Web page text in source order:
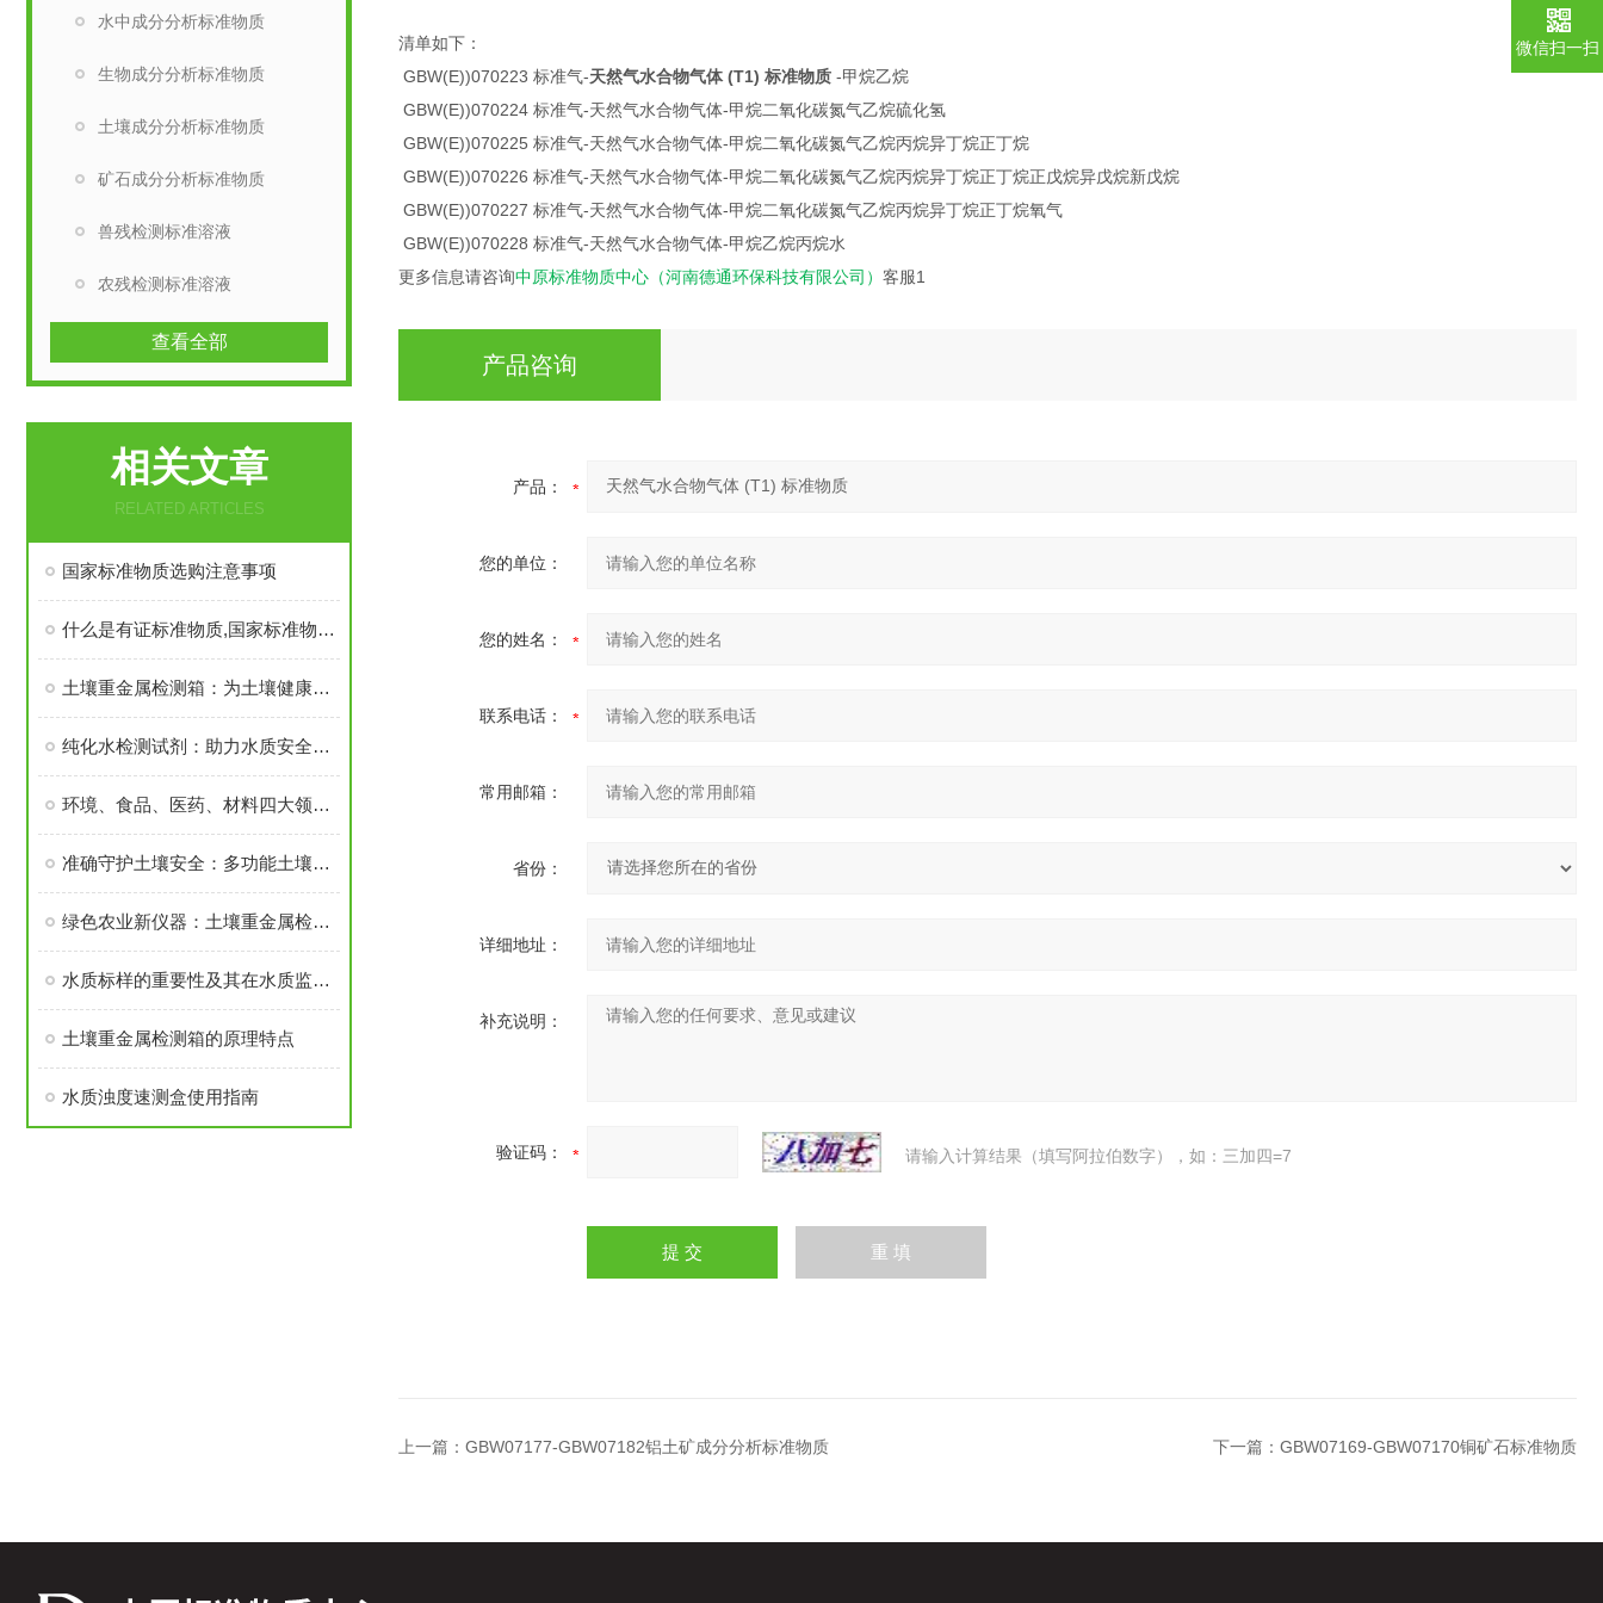
水中成分分析标准物质
生物成分分析标准物质
土壤成分分析标准物质
矿石成分分析标准物质
兽残检测标准溶液
农残检测标准溶液
查看全部
相关文章
RELATED ARTICLES
国家标准物质选购注意事项
什么是有证标准物质,国家标准物质,中原标准物质中心
土壤重金属检测箱：为土壤健康把关的便捷工具
纯化水检测试剂：助力水质安全的关键角色
环境、食品、医药、材料四大领域常用标准物质
准确守护土壤安全：多功能土壤重金属检测箱在农业环境监测中的实践
绿色农业新仪器：土壤重金属检测箱——守护食品安全的坚固牌
水质标样的重要性及其在水质监测中的应用
土壤重金属检测箱的原理特点
水质浊度速测盒使用指南
清单如下：
GBW(E))070223 标准气-天然气水合物气体 (T1) 标准物质 -甲烷乙烷
GBW(E))070224 标准气-天然气水合物气体-甲烷二氧化碳氮气乙烷硫化氢
GBW(E))070225 标准气-天然气水合物气体-甲烷二氧化碳氮气乙烷丙烷异丁烷正丁烷
GBW(E))070226 标准气-天然气水合物气体-甲烷二氧化碳氮气乙烷丙烷异丁烷正丁烷正戊烷异戊烷新戊烷
GBW(E))070227 标准气-天然气水合物气体-甲烷二氧化碳氮气乙烷丙烷异丁烷正丁烷氧气
GBW(E))070228 标准气-天然气水合物气体-甲烷乙烷丙烷水
更多信息请咨询中原标准物质中心（河南德通环保科技有限公司） 客服1
产品咨询
产品：
您的单位：
您的姓名：
联系电话：
常用邮箱：
省份：
详细地址：
补充说明：
验证码： 请输入计算结果（填写阿拉伯数字），如：三加四=7
上一篇： GBW07177-GBW07182铝土矿成分分析标准物质 下一篇： GBW07169-GBW07170铜矿石标准物质
微信扫一扫